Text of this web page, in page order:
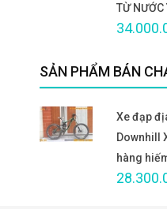
TỪ NƯỚC
SẢN PHẨM BÁN
Xe đạp
Downhill
hàng